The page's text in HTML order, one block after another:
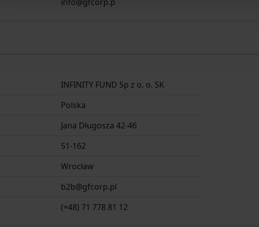
INFINITY FUND Sp z o. o. SK
Polska
Jana Długosza 42-46
51-162
Wrocław
b2b@gfcorp.pl
(+48) 71 778 81 12